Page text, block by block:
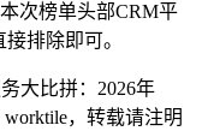
次榜单头部CRM平
排除即可。
大比拼：2026年
，转载请注明